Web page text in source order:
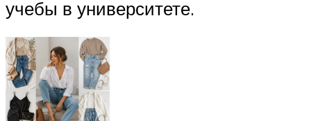
учебы в университете.